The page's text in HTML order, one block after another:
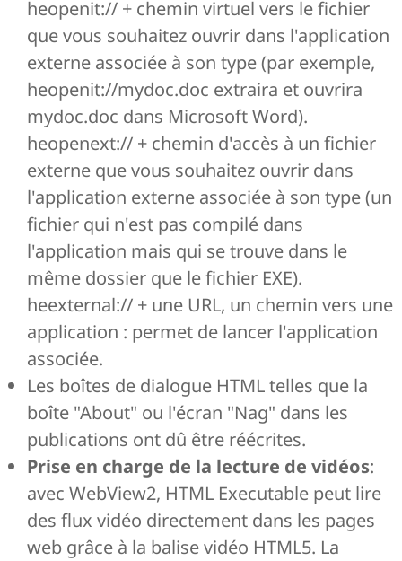
heopenit:// + chemin virtuel vers le fichier
que vous souhaitez ouvrir dans l'application
externe associée à son type (par exemple,
heopenit://mydoc.doc extraira et ouvrira
mydoc.doc dans Microsoft Word).
heopenext:// + chemin d'accès à un fichier
externe que vous souhaitez ouvrir dans
l'application externe associée à son type (un
fichier qui n'est pas compilé dans
l'application mais qui se trouve dans le
même dossier que le fichier EXE).
heexternal:// + une URL, un chemin vers une
application : permet de lancer l'application
associée.
Les boîtes de dialogue HTML telles que la
boîte "About" ou l'écran "Nag" dans les
publications ont dû être réécrites.
Prise en charge de la lecture de vidéos:
avec WebView2, HTML Executable peut lire
des flux vidéo directement dans les pages
web grâce à la balise vidéo HTML5. La